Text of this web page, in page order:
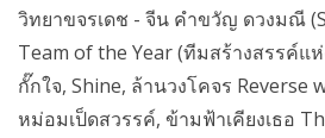
วิทยาขจรเดช - จีน คำขวัญ ดวงมณี
Team of the Year (ทีมสร้างสรรค์แห่
กั๊กใจ, Shine, ล้านวงโคจร Reverse
หม่อมเป็ดสวรรค์, ข้ามฟ้าเคียงเธอ